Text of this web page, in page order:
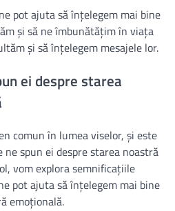
pot ajuta să înțelegem mai bine
și să ne îmbunătățim în viața
și să înțelegem mesajele lor.
ei despre starea
comun în lumea viselor, și este
spun ei despre starea noastră
vom explora semnificațiile
pot ajuta să înțelegem mai bine
emoțională.